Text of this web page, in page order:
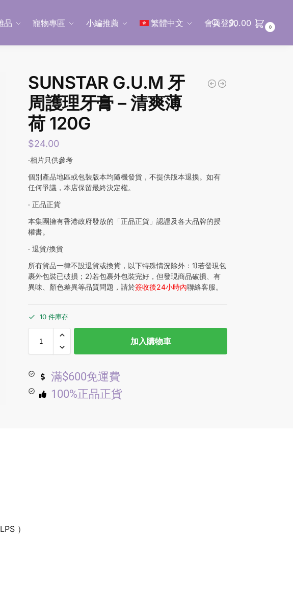
品 寵物專區 小編推薦 繁體中文 會員登入
$0.00 0
SUNSTAR G.U.M 牙
周護理牙膏 – 清爽薄
荷 120G
$24.00
‧相片只供參考
個別產品地區或包裝版本均隨機發貨，不提供版本退換。如有
任何爭議，本店保留最終決定權。
‧ 正品正貨
本集團擁有香港政府發放的「正品正貨」認證及各大品牌的授
權書。
‧ 退貨/換貨
所有貨品一律不設退貨或換貨，以下特殊情況除外：1)若發現包
裹外包裝已破損；2)若包裹外包裝完好，但發現商品破損、有
異味、顏色差異等品質問題，請於簽收後24小時內聯絡客服。
10 件庫存
加入購物車
滿$600免運費
100%正品正貨
）